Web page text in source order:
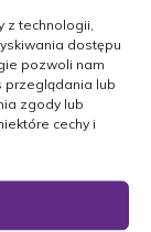
z technologii,
dostępu
pozwoli nam
przeglądania lub
zgody lub
cechy i